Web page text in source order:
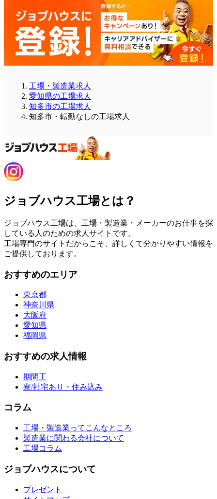
工場・製造業求人
愛知県の工場求人
知多市の工場求人
知多市・転勤なしの工場求人
ジョブハウス工場とは？
ジョブハウス工場は、工場・製造業・メーカーのお仕事を探
している人のための求人サイトです。
工場専門のサイトだからこそ、詳しくて分かりやすい情報を
ご提供しております。
おすすめのエリア
東京都
神奈川県
大阪府
愛知県
福岡県
おすすめの求人情報
期間工
寮/社宅あり・住み込み
コラム
工場・製造業ってこんなところ
製造業に関わる会社について
工場コラム
ジョブハウスについて
プレゼント